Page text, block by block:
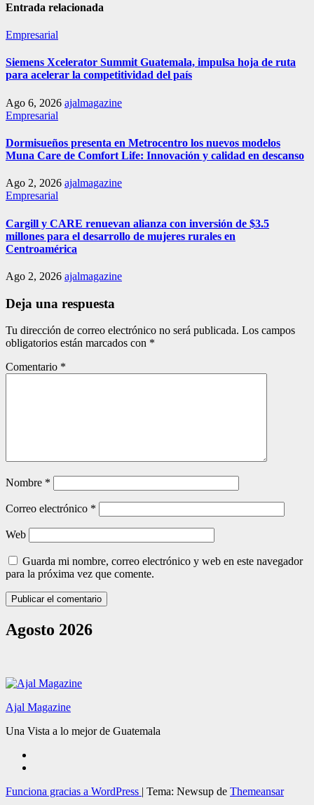
Entrada relacionada
Empresarial
Siemens Xcelerator Summit Guatemala, impulsa hoja de ruta
para acelerar la competitividad del país
Ago 6, 2026 ajalmagazine
Empresarial
Dormisueños presenta en Metrocentro los nuevos modelos
Muna Care de Comfort Life: Innovación y calidad en descanso
Ago 2, 2026 ajalmagazine
Empresarial
Cargill y CARE renuevan alianza con inversión de $3.5
millones para el desarrollo de mujeres rurales en
Centroamérica
Ago 2, 2026 ajalmagazine
Deja una respuesta
Tu dirección de correo electrónico no será publicada. Los campos
obligatorios están marcados con *
Comentario *
Nombre *
Correo electrónico *
Web
Guarda mi nombre, correo electrónico y web en este navegador
para la próxima vez que comente.
Agosto 2026
Ajal Magazine
Una Vista a lo mejor de Guatemala
Funciona gracias a WordPress | Tema: Newsup de Themeansar